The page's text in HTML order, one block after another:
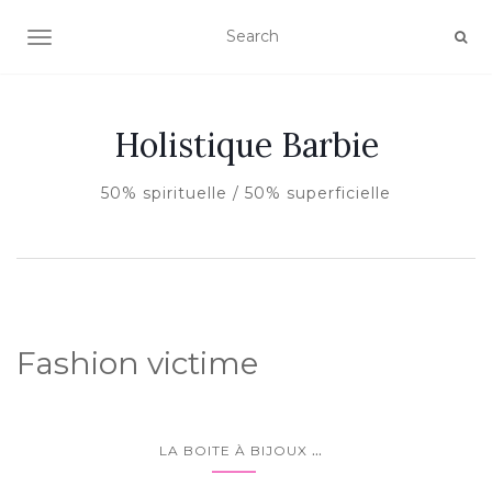
AFFICHER/MASQUER LA NAVIGATION
Holistique Barbie
50% spirituelle / 50% superficielle
Fashion victime
LA BOITE À BIJOUX ...